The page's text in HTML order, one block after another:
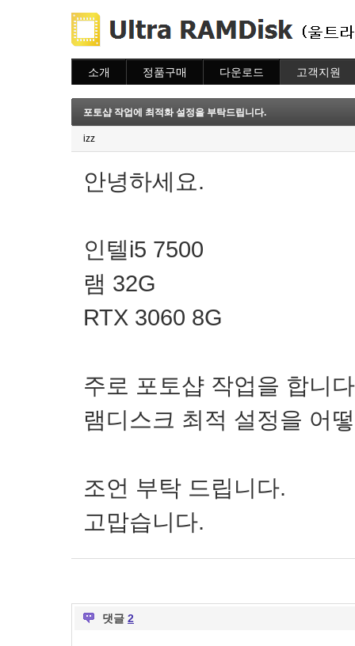
소개 정품구매
주문조회
이용안내
다운로드 고객지원
질문하기
포토샵 작업에 최적화 설정을 부탁드립니다.
izz
안녕하세요.
인텔i5 7500
램 32G
RTX 3060 8G
주로 포토샵 작업을 합니
램디스크 최적 설정을 어
조언 부탁 드립니다.
고맙습니다.
댓글 2